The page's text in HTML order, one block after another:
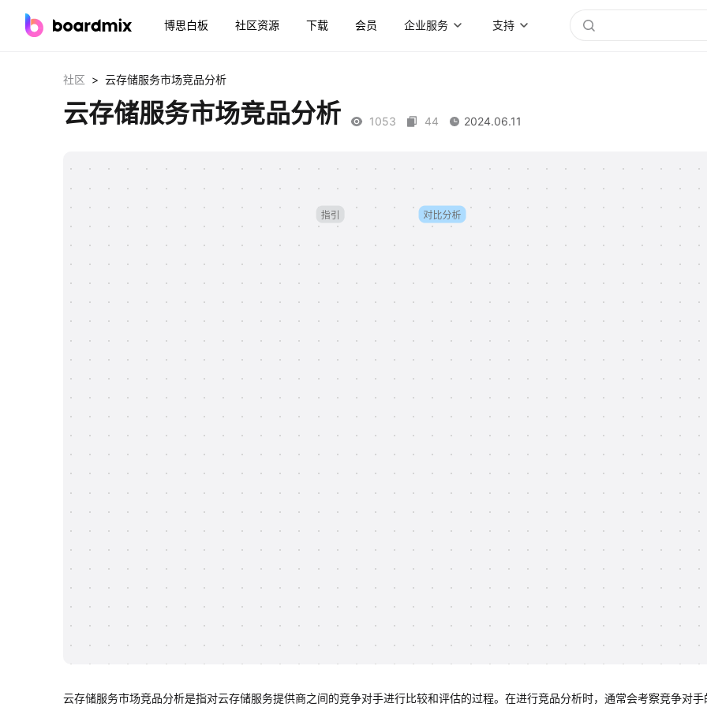
博思白板 社区资源 下载 会员 企业服务 支持
社区 > 云存储服务市场竞品分析
云存储服务市场竞品分析 1053 44 2024.06.11
云存储服务市场竞品分析是指对云存储服务提供商之间的竞争对手进行比较和评估的过程。在进行竞品分析时，通常会考察竞争对手